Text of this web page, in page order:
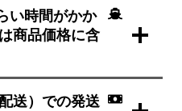
い時間がかか
商品価格に含
送）での発送